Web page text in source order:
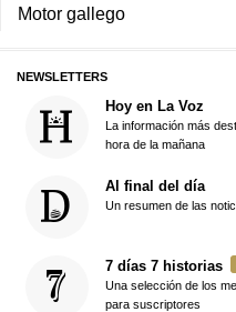
Motor gallego
NEWSLETTERS
Hoy en La Voz
La información más
hora de la mañana
Al final del día
Un resumen de las
7 días 7 historias
Una selección de los
para suscriptores